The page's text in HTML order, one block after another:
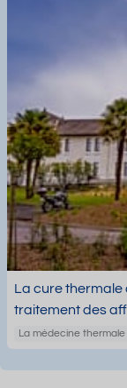
La cure thermale
traitement des
La médecine thermale